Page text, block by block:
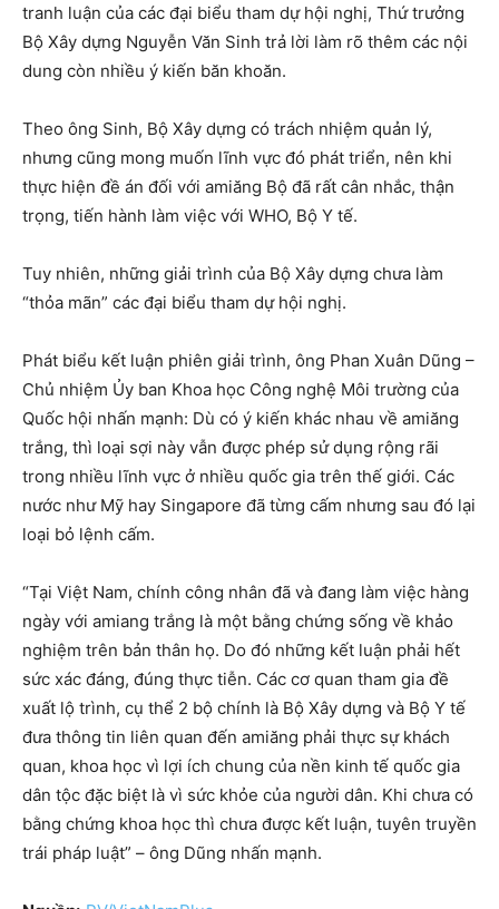
tranh luận của các đại biểu tham dự hội nghị, Thứ trưởng
Bộ Xây dựng Nguyễn Văn Sinh trả lời làm rõ thêm các nội
dung còn nhiều ý kiến băn khoăn.
Theo ông Sinh, Bộ Xây dựng có trách nhiệm quản lý,
nhưng cũng mong muốn lĩnh vực đó phát triển, nên khi
thực hiện đề án đối với amiăng Bộ đã rất cân nhắc, thận
trọng, tiến hành làm việc với WHO, Bộ Y tế.
Tuy nhiên, những giải trình của Bộ Xây dựng chưa làm
“thỏa mãn” các đại biểu tham dự hội nghị.
Phát biểu kết luận phiên giải trình, ông Phan Xuân Dũng –
Chủ nhiệm Ủy ban Khoa học Công nghệ Môi trường của
Quốc hội nhấn mạnh: Dù có ý kiến khác nhau về amiăng
trắng, thì loại sợi này vẫn được phép sử dụng rộng rãi
trong nhiều lĩnh vực ở nhiều quốc gia trên thế giới. Các
nước như Mỹ hay Singapore đã từng cấm nhưng sau đó lại
loại bỏ lệnh cấm.
“Tại Việt Nam, chính công nhân đã và đang làm việc hàng
ngày với amiang trắng là một bằng chứng sống về khảo
nghiệm trên bản thân họ. Do đó những kết luận phải hết
sức xác đáng, đúng thực tiễn. Các cơ quan tham gia đề
xuất lộ trình, cụ thể 2 bộ chính là Bộ Xây dựng và Bộ Y tế
đưa thông tin liên quan đến amiăng phải thực sự khách
quan, khoa học vì lợi ích chung của nền kinh tế quốc gia
dân tộc đặc biệt là vì sức khỏe của người dân. Khi chưa có
bằng chứng khoa học thì chưa được kết luận, tuyên truyền
trái pháp luật” – ông Dũng nhấn mạnh.